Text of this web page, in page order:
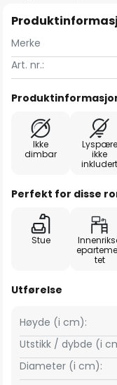
Merke
Art. nr.:
Ikke
dimbar
Lyspære
ikke
inkludert
Perfekt for disse
Stue
tet
Utførelse
Høyde (i cm):
Utstikk / dybde (i
Diameter (i cm):